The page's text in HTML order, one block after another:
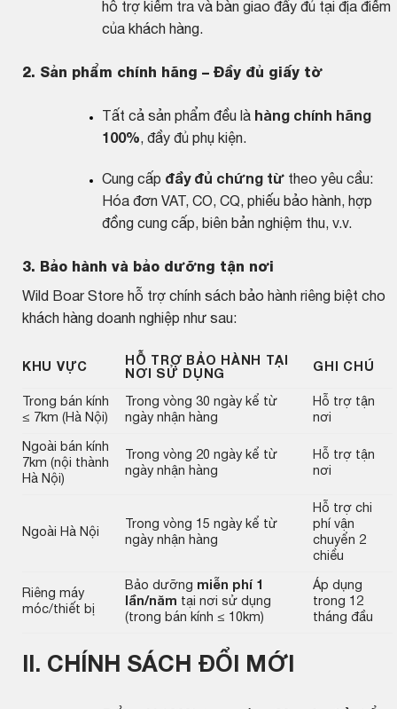
hỗ trợ kiểm tra và bàn giao đầy đủ tại địa điểm
của khách hàng.
2. Sản phẩm chính hãng – Đầy đủ giấy tờ
Tất cả sản phẩm đều là hàng chính hãng
100%, đầy đủ phụ kiện.
Cung cấp đầy đủ chứng từtheo yêu cầu:
Hóa đơn VAT, CO, CQ, phiếu bảo hành, hợp
đồng cung cấp, biên bản nghiệm thu, v.v.
3. Bảo hành và bảo dưỡng tận nơi
Wild Boar Store hỗ trợ chính sách bảo hành riêng biệt cho
khách hàng doanh nghiệp như sau:
KHU VỰC
HỖ TRỢ BẢO HÀNH TẠI
NƠI SỬ DỤNG
GHI CHÚ
Trong bán kính
≤ 7km (Hà Nội)
Trong vòng 30 ngày kể từ
ngày nhận hàng
Hỗ trợ tận
nơi
Ngoài bán kính
7km (nội thành
Hà Nội)
Trong vòng 20 ngày kể từ
ngày nhận hàng
Hỗ trợ tận
nơi
Ngoài Hà Nội
Trong vòng 15 ngày kể từ
ngày nhận hàng
Hỗ trợ chi
phí vận
chuyển 2
chiều
Riêng máy
móc/thiết bị
Bảo dưỡng
miễn phí 1
lần/năm tại nơi sử dụng
(trong bán kính ≤ 10km)
Áp dụng
trong 12
tháng đầu
II. CHÍNH SÁCH ĐỔI MỚI